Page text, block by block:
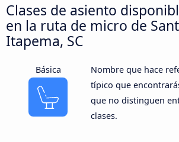
Clases de asiento
en la ruta de micro de
Itapema, SC
Básica
Nombre que hace
típico que
que no distinguen
clases.